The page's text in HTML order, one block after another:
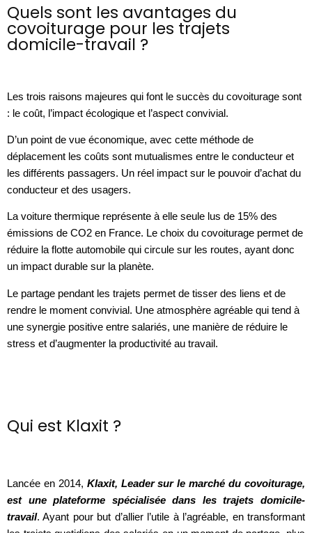
Quels sont les avantages du
covoiturage pour les trajets
domicile-travail ?
Les trois raisons majeures qui font le succès du covoiturage sont
: le coût, l’impact écologique et l’aspect convivial.
D’un point de vue économique, avec cette méthode de
déplacement les coûts sont mutualismes entre le conducteur et
les différents passagers. Un réel impact sur le pouvoir d’achat du
conducteur et des usagers.
émissions de CO2 en France. Le choix du covoiturage permet de
réduire la flotte automobile qui circule sur les routes, ayant donc
un impact durable sur la planète.
Le partage pendant les trajets permet de tisser des liens et de
rendre le moment convivial. Une atmosphère agréable qui tend à
une synergie positive entre salariés, une manière de réduire le
stress et d’augmenter la productivité au travail.
Qui est Klaxit ?
Lancée en 2014, Klaxit, Leader sur le marché du covoiturage,
est une plateforme spécialisée dans les trajets domicile-
travail. Ayant pour but d’allier l’utile à l’agréable, en transformant